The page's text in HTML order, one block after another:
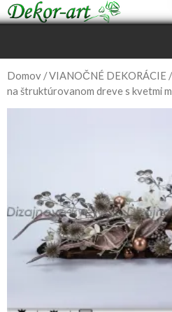
OBSAH
Domov /VIANOČNÉ DEKORÁCIE
na štruktúrovanom dreve s kvetmi